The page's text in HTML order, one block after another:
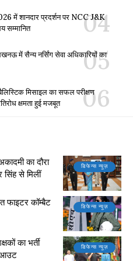
में शानदार प्रदर्शन पर NCC J&K
सम्मानित
में सैन्य नर्सिंग सेवा अधिकारियों का
मिसाइल का सफल परीक्षण
क्षमता हुई मजबूत
डिफेन्स न्यूज़
का दौरा
से मिलीं
डिफेन्स न्यूज़
फाइटर कॉम्बैट
डिफेन्स न्यूज़
का भर्ती
आउट